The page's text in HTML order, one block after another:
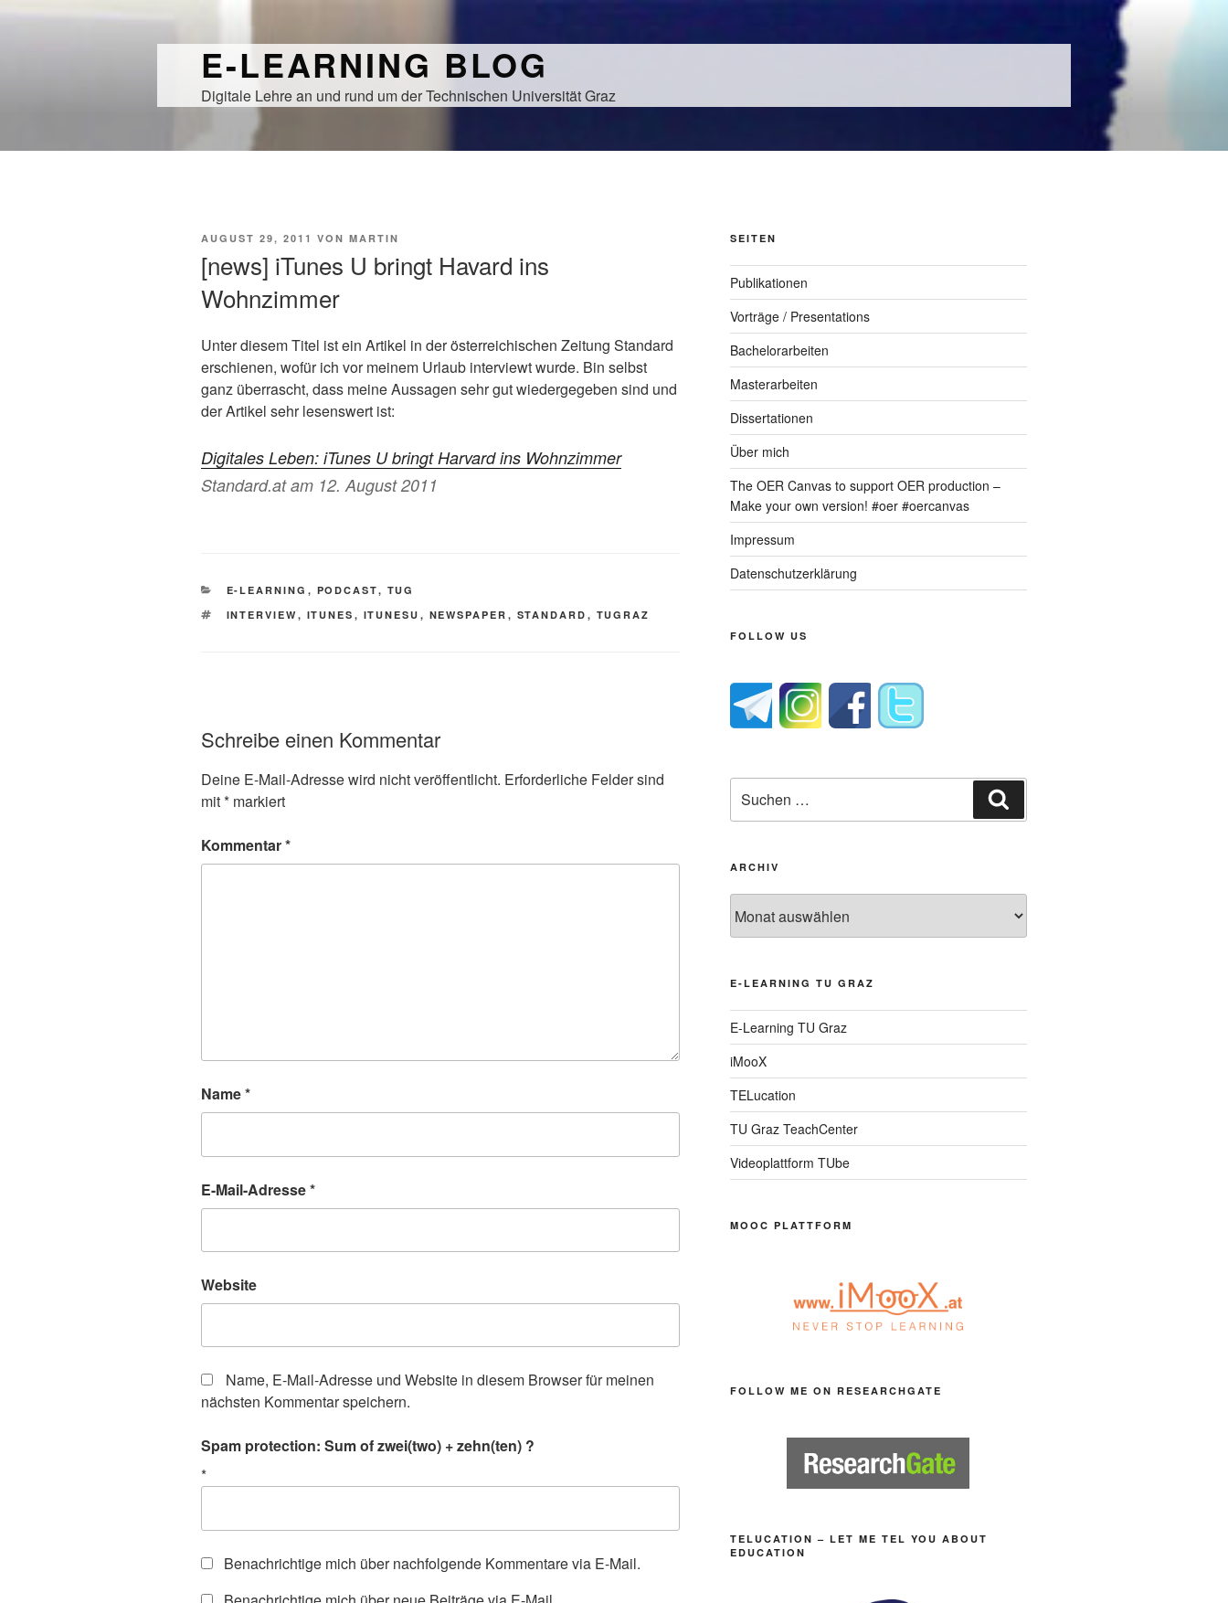
E-LEARNING BLOG
Digitale Lehre an und rund um der Technischen Universität Graz
VERÖFFENTLICHT
AUGUST 29, 2011 VON MARTIN
[news] iTunes U bringt Havard ins
Wohnzimmer
Unter diesem Titel ist ein Artikel in der österreichischen Zeitung Standard
erschienen, wofür ich vor meinem Urlaub interviewt wurde. Bin selbst
ganz überrascht, dass meine Aussagen sehr gut wiedergegeben sind und
der Artikel sehr lesenswert ist:
Digitales Leben: iTunes U bringt Harvard ins Wohnzimmer
Standard.at am 12. August 2011
KATEGORIEN
E-LEARNING , PODCAST, TUG
SCHLAGWÖRTER
INTERVIEW , ITUNES , ITUNESU , NEWSPAPER , STANDARD , TUGRAZ
Schreibe einen Kommentar
Deine E-Mail-Adresse wird nicht veröffentlicht. Erforderliche Felder sind
mit* markiert
Kommentar*
Name*
E-Mail-Adresse*
Website
Name, E-Mail-Adresse und Website in diesem Browser für meinen
nächsten Kommentar speichern.
Spam protection: Sum of zwei(two) + zehn(ten) ?
*
Benachrichtige mich über nachfolgende Kommentare via E-Mail.
SEITEN
Publikationen
Vorträge / Presentations
Bachelorarbeiten
Masterarbeiten
Dissertationen
Über mich
The OER Canvas to support OER production –
Make your own version! #oer #oercanvas
Impressum
Datenschutzerklärung
FOLLOW US
nach:
ARCHIV
E-LEARNING TU GRAZ
E-Learning TU Graz
iMooX
TELucation
TU Graz TeachCenter
Videoplattform TUbe
MOOC PLATTFORM
FOLLOW ME ON RESEARCHGATE
TELUCATION – LET ME TEL YOU ABOUT
EDUCATION